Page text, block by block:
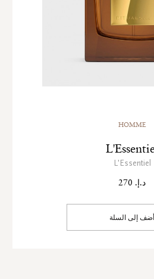
HOMME
L'Essentiel
د.إ. 270
أضف إلى السلة